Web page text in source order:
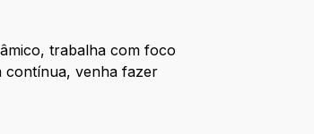
trabalha com foco
contínua, venha fazer